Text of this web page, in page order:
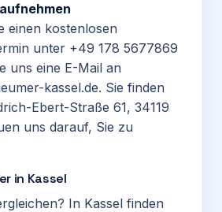
einen kostenlosen
unter +49 178 5677869
uns eine E-Mail an
kassel.de. Sie finden
Ebert-Straße 61, 34119
uns darauf, Sie zu
in Kassel
In Kassel finden